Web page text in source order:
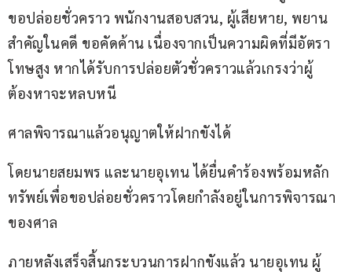
ขอปล่อยชั่วคราว พนักงานสอบสวน, ผู้เสียหาย, พยาน
สำคัญในคดี ขอคัดค้าน เนื่องจากเป็นความผิดที่มีอัตรา
โทษสูง หากได้รับการปล่อยตัวชั่วคราวแล้วเกรงว่าผู้
ต้องหาจะหลบหนี
ศาลพิจารณาแล้วอนุญาตให้ฝากขังได้
โดยนายสยมพร และนายอุเทน ได้ยื่นคำร้องพร้อมหลัก
ทรัพย์เพื่อขอปล่อยชั่วคราวโดยกำลังอยู่ในการพิจารณา
ของศาล
ภายหลังเสร็จสิ้นกระบวนการฝากขังแล้ว นายอุเทน ผู้